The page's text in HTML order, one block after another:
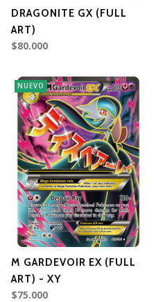
DRAGONITE GX (FULL
ART)
$80.000
NUEVO
M GARDEVOIR EX (FULL
ART) - XY
$75.000